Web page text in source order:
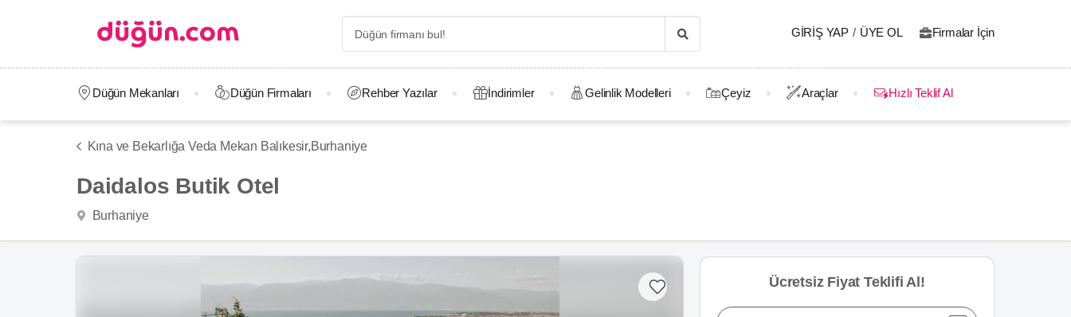
GIRIŞ YAP / ÜYE OL Firmalar İçin
Düğün Mekanları Düğün Firmaları Rehber Yazılar İndirimler Gelinlik Modelleri Çeyiz Araçlar Hızlı Teklif Al
Kına ve Bekarlığa Veda Mekan Balıkesir,Burhaniye
Daidalos Butik Otel
Burhaniye
Ücretsiz Fiyat Teklifi Al!